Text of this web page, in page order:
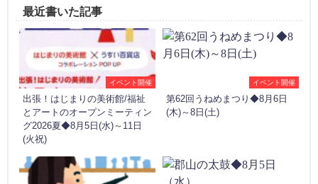
最近書いた記事
イベント開催
出張！はじまりの美術館/福祉
とアートのオープンミーティン
グ2026夏◆8月5日(水)～11日
(火祝)
イベント開催
第62回うねめまつり◆8月6日
(木)～8日(土)